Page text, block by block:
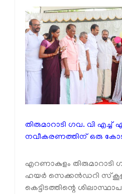
തിരുമാറാടി ഗവ. വി
നവീകരണത്തിന് ഒരു
എറണാകുളം
ഹയർ സെക്കൻഡറി
കെട്ടിടത്തിന്റെ